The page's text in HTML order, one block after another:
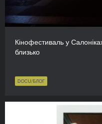
Кінофестиваль у
близько
DOCU/БЛОГ